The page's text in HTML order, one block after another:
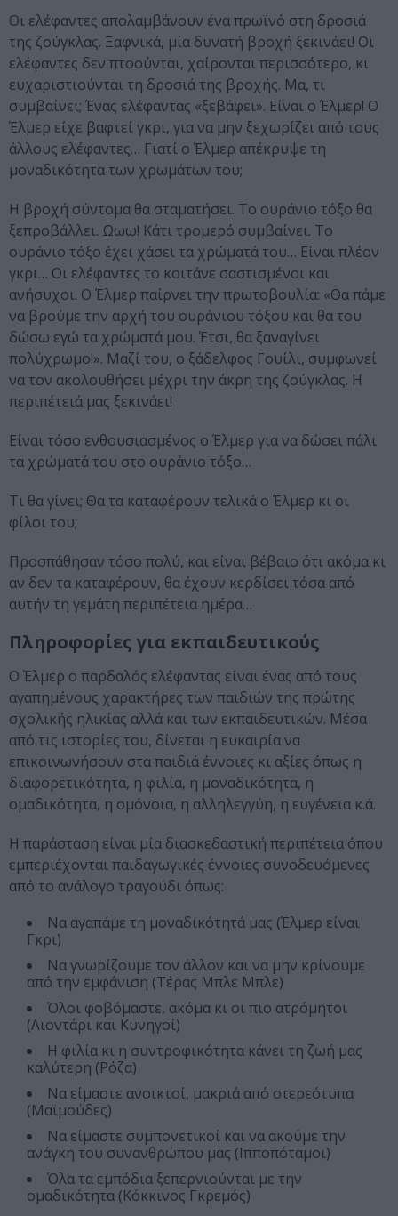
Οι ελέφαντες απολαμβάνουν ένα πρωϊνό στη δροσιά
της ζούγκλας. Ξαφνικά, μία δυνατή βροχή ξεκινάει! Οι
ελέφαντες δεν πτοούνται, χαίρονται περισσότερο, κι
ευχαριστιούνται τη δροσιά της βροχής. Μα, τι
συμβαίνει; Ένας ελέφαντας «ξεβάφει». Είναι ο Έλμερ! Ο
Έλμερ είχε βαφτεί γκρι, για να μην ξεχωρίζει από τους
άλλους ελέφαντες… Γιατί ο Έλμερ απέκρυψε τη
μοναδικότητα των χρωμάτων του;
Η βροχή σύντομα θα σταματήσει. Το ουράνιο τόξο θα
ξεπροβάλλει. Ωωω! Κάτι τρομερό συμβαίνει. Το
ουράνιο τόξο έχει χάσει τα χρώματά του… Είναι πλέον
γκρι… Οι ελέφαντες το κοιτάνε σαστισμένοι και
ανήσυχοι. Ο Έλμερ παίρνει την πρωτοβουλία: «Θα πάμε
να βρούμε την αρχή του ουράνιου τόξου και θα του
δώσω εγώ τα χρώματά μου. Έτσι, θα ξαναγίνει
πολύχρωμο!». Μαζί του, ο ξάδελφος Γουίλι, συμφωνεί
να τον ακολουθήσει μέχρι την άκρη της ζούγκλας. Η
περιπέτειά μας ξεκινάει!
Είναι τόσο ενθουσιασμένος ο Έλμερ για να δώσει πάλι
τα χρώματά του στο ουράνιο τόξο…
Τι θα γίνει; Θα τα καταφέρουν τελικά ο Έλμερ κι οι
φίλοι του;
Προσπάθησαν τόσο πολύ, και είναι βέβαιο ότι ακόμα κι
αν δεν τα καταφέρουν, θα έχουν κερδίσει τόσα από
αυτήν τη γεμάτη περιπέτεια ημέρα…
Πληροφορίες για εκπαιδευτικούς
Ο Έλμερ ο παρδαλός ελέφαντας είναι ένας από τους
αγαπημένους χαρακτήρες των παιδιών της πρώτης
σχολικής ηλικίας αλλά και των εκπαιδευτικών. Μέσα
από τις ιστορίες του, δίνεται η ευκαιρία να
επικοινωνήσουν στα παιδιά έννοιες κι αξίες όπως η
διαφορετικότητα, η φιλία, η μοναδικότητα, η
ομαδικότητα, η ομόνοια, η αλληλεγγύη, η ευγένεια κ.ά.
Η παράσταση είναι μία διασκεδαστική περιπέτεια όπου
εμπεριέχονται παιδαγωγικές έννοιες συνοδευόμενες
από το ανάλογο τραγούδι όπως:
Να αγαπάμε τη μοναδικότητά μας (Έλμερ είναι
Γκρι)
Να γνωρίζουμε τον άλλον και να μην κρίνουμε
από την εμφάνιση (Τέρας Μπλε Μπλε)
Όλοι φοβόμαστε, ακόμα κι οι πιο ατρόμητοι
(Λιοντάρι και Κυνηγοί)
Η φιλία κι η συντροφικότητα κάνει τη ζωή μας
καλύτερη (Ρόζα)
Να είμαστε ανοικτοί, μακριά από στερεότυπα
(Μαϊμούδες)
Να είμαστε συμπονετικοί και να ακούμε την
ανάγκη του συνανθρώπου μας (Ιπποπόταμοι)
Όλα τα εμπόδια ξεπερνιούνται με την
ομαδικότητα (Κόκκινος Γκρεμός)